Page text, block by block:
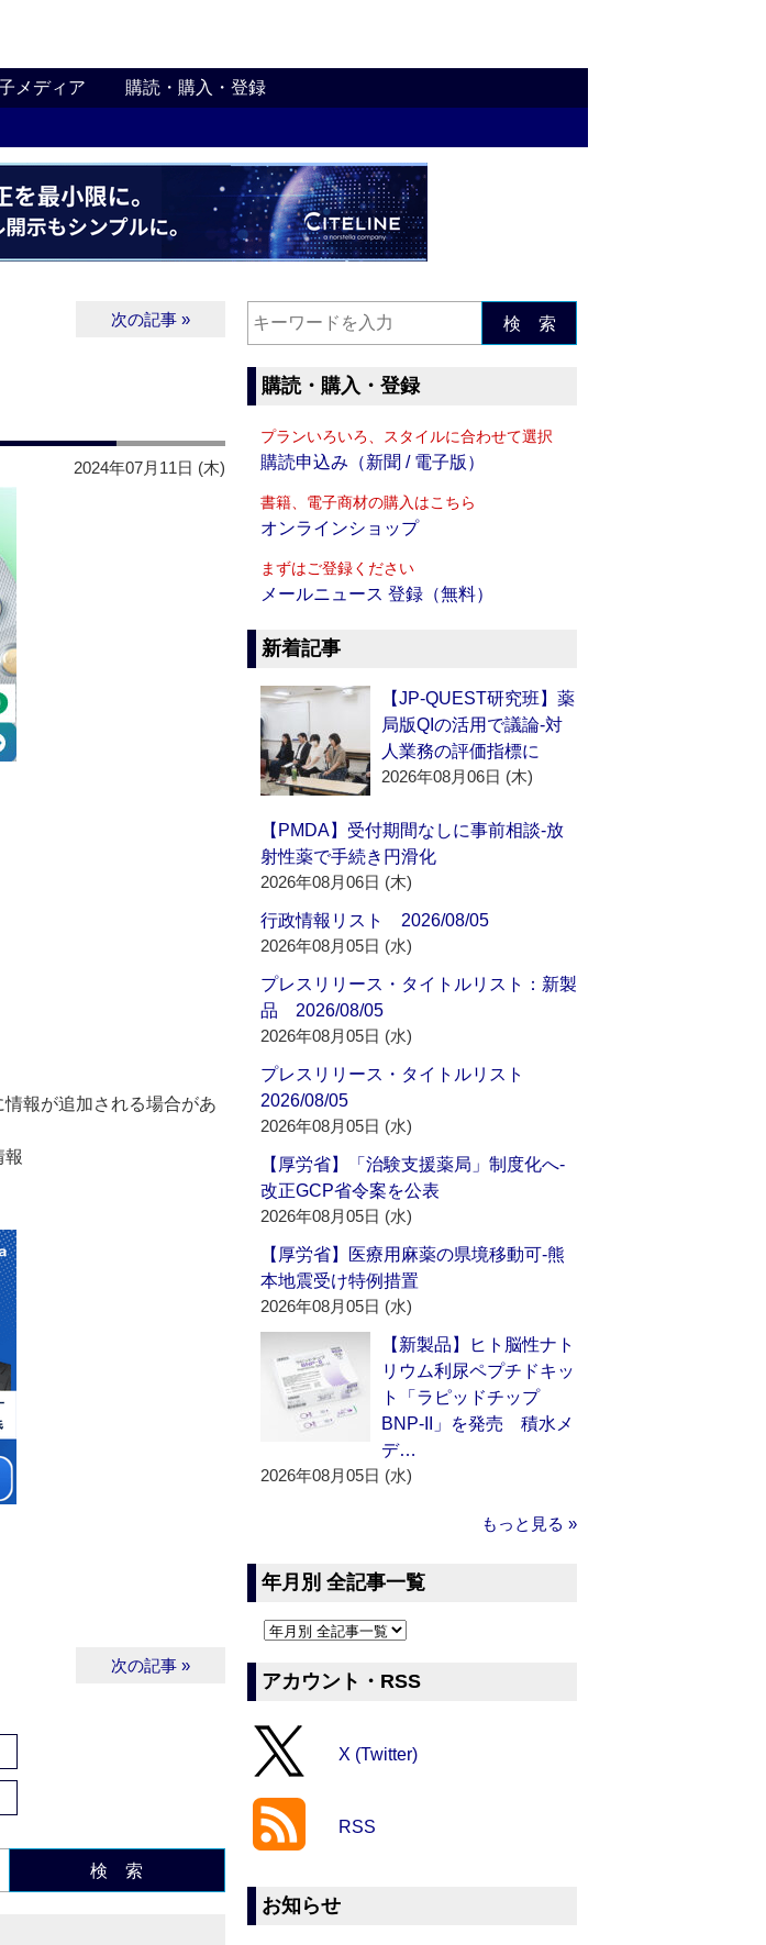
メディア 購読・購入・登録
次の記事 »
2024年07月11日 (木)
報が追加される場合があ
報
次の記事 »
検 索
検 索
購読・購入・登録
プランいろいろ、スタイルに合わせて選択
購読申込み（新聞 / 電子版）
書籍、電子商材の購入はこちら
オンラインショップ
まずはご登録ください
メールニュース 登録（無料）
新着記事
【JP-QUEST研究班】薬
局版QIの活用で議論‐対
人業務の評価指標に
2026年08月06日 (木)
【PMDA】受付期間なしに事前相談‐放
射性薬で手続き円滑化
2026年08月06日 (木)
行政情報リスト 2026/08/05
2026年08月05日 (水)
プレスリリース・タイトルリスト：新製
品 2026/08/05
2026年08月05日 (水)
プレスリリース・タイトルリスト
2026/08/05
2026年08月05日 (水)
【厚労省】「治験支援薬局」制度化へ‐
改正GCP省令案を公表
2026年08月05日 (水)
【厚労省】医療用麻薬の県境移動可‐熊
本地震受け特例措置
2026年08月05日 (水)
【新製品】ヒト脳性ナト
リウム利尿ペプチドキッ
ト「ラピッドチップ
BNP-II」を発売 積水メ
デ…
2026年08月05日 (水)
もっと見る »
年月別 全記事一覧
アカウント・RSS
X (Twitter)
RSS
お知らせ